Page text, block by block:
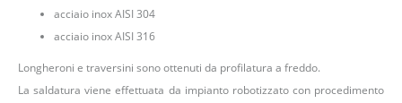
acciaio inox AISI 304
acciaio inox AISI 316
Longheroni e traversini sono ottenuti da profilatura a freddo.
La saldatura viene effettuata da impianto robotizzato con procedimento